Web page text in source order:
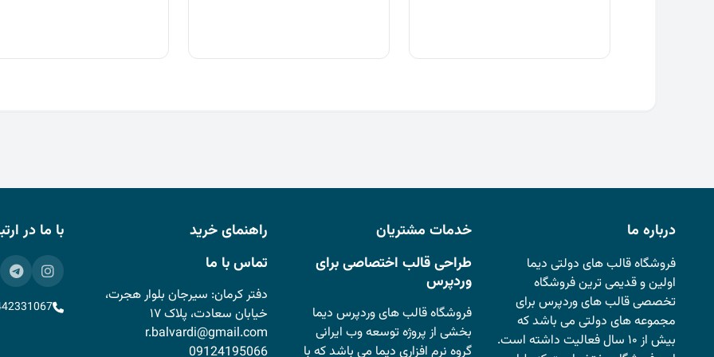
درباره ما
فروشگاه قالب های دولتی دیما
اولین و قدیمی ترین فروشگاه
تخصصی قالب های وردپرس برای
مجموعه های دولتی می باشد که
بیش از ۱۰ سال فعالیت داشته است.
خدمات مشتریان
طراحی قالب اختصاصی برای
وردپرس
فروشگاه قالب های وردپرس دیما
بخشی از پروژه توسعه وب ایرانی
گروه نرم افزاری دیما می باشد که با
راهنمای خرید
تماس با ما
دفتر کرمان: سیرجان بلوار هجرت،
خیابان سعادت، پلاک ۱۷
r.balvardi@gmail.com
09124195066
با ما در